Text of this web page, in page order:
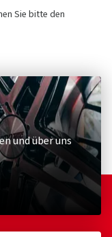
Sie bitte den
und über uns